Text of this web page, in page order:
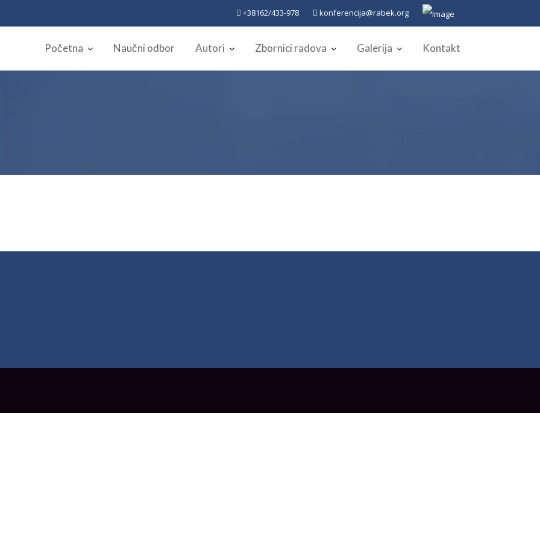
+38162/433-978 konferencija@rabek.org
Početna Naučni odbor Autori Zbornici radova Galerija Kontakt